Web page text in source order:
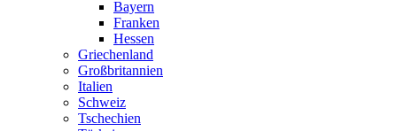
Bayern
Franken
Hessen
Griechenland
Großbritannien
Italien
Schweiz
Tschechien